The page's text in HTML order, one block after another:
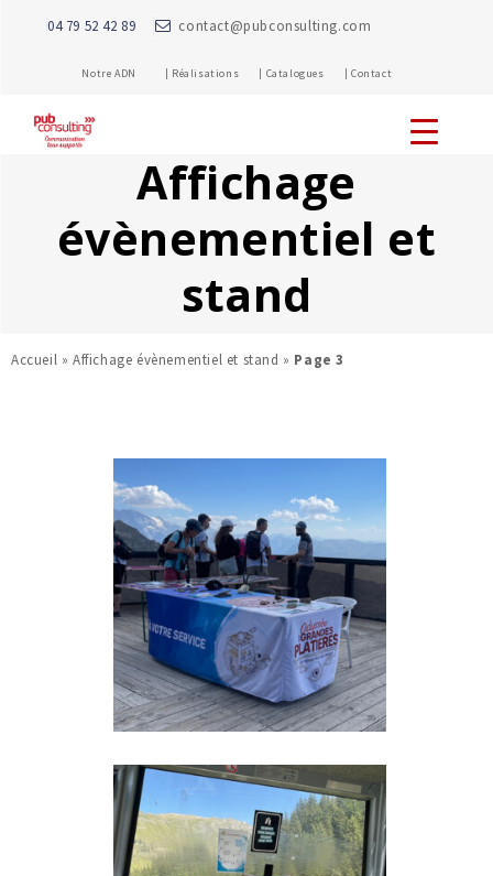
04 79 52 42 89 contact@pubconsulting.com
Notre ADN | Réalisations | Catalogues | Contact
Affichage
évènementiel et
stand
Accueil »Affichage évènementiel et stand » Page 3